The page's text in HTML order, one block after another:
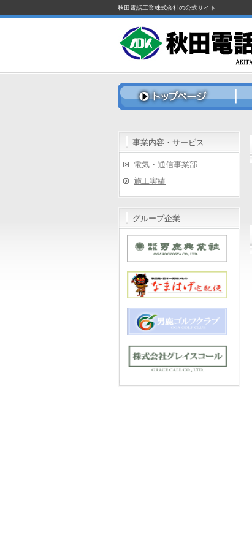
秋田電話工業株式会社の公式サイト
事業内容・サービス
電気・通信事業部
施工実績
グループ企業